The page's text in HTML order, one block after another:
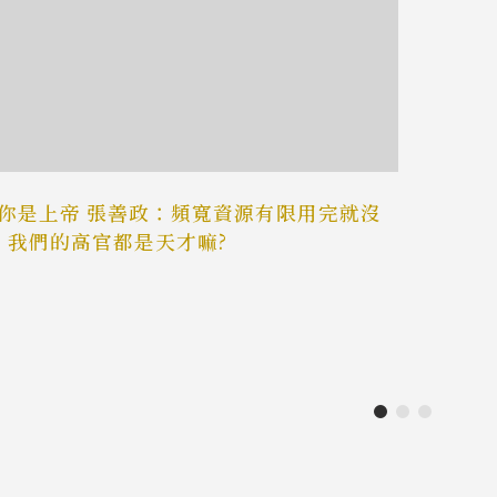
是上帝 張善政：頻寬資源有限用完就沒
我們的高官都是天才嘛?